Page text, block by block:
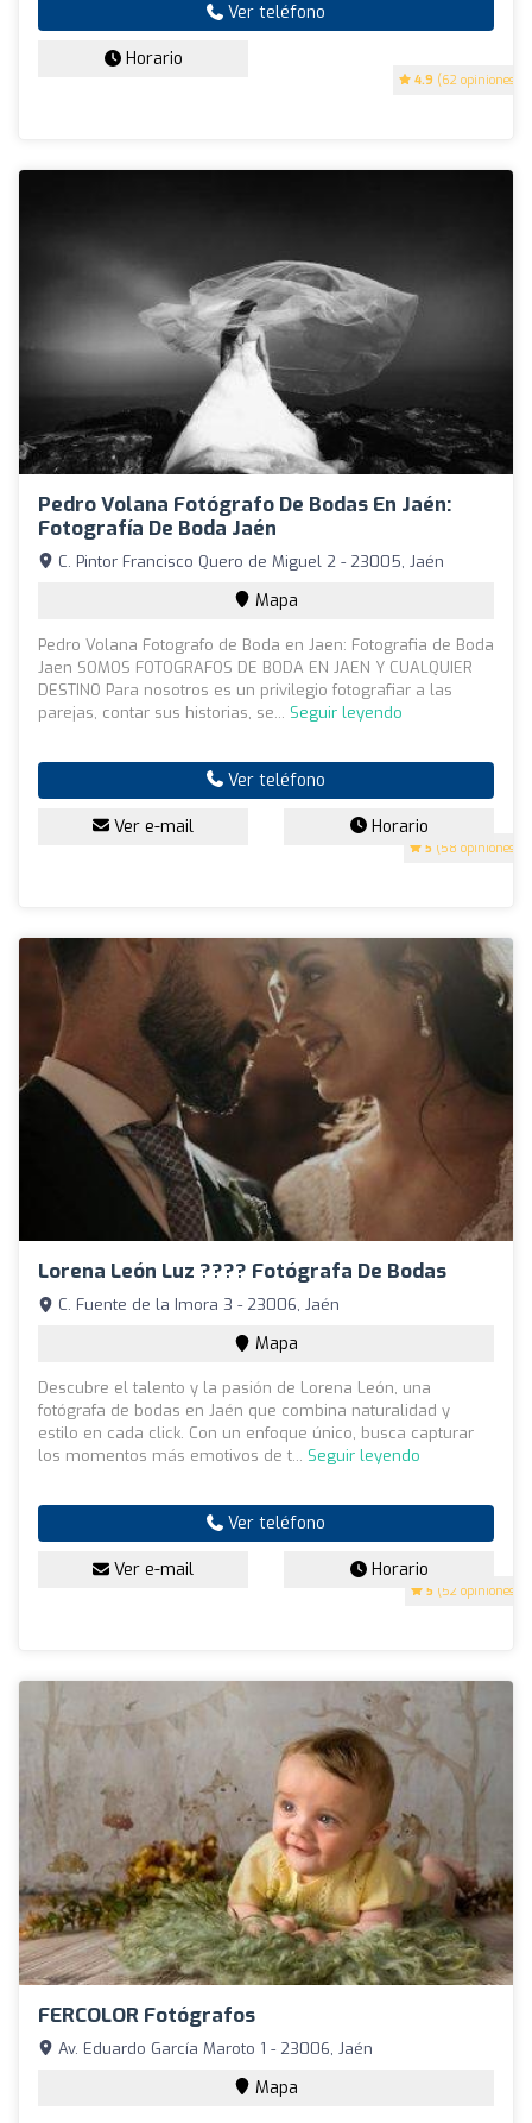
4.9 (62 opiniones)
Ver teléfono
Horario
Pedro Volana Fotógrafo De Bodas En Jaén:
Fotografía De Boda Jaén
5 (58 opiniones)
C. Pintor Francisco Quero de Miguel 2 - 23005, Jaén
Mapa
Pedro Volana Fotografo de Boda en Jaen: Fotografia de Boda
Jaen SOMOS FOTOGRAFOS DE BODA EN JAEN Y CUALQUIER
DESTINO Para nosotros es un privilegio fotografiar a las
parejas, contar sus historias, se... Seguir leyendo
Ver teléfono
Ver e-mail Horario
Lorena León Luz ???? Fotógrafa De Bodas
5 (52 opiniones)
C. Fuente de la Imora 3 - 23006, Jaén
Mapa
Descubre el talento y la pasión de Lorena León, una
fotógrafa de bodas en Jaén que combina naturalidad y
estilo en cada click. Con un enfoque único, busca capturar
los momentos más emotivos de t... Seguir leyendo
Ver teléfono
Ver e-mail Horario
FERCOLOR Fotógrafos
Av. Eduardo García Maroto 1 - 23006, Jaén
Mapa